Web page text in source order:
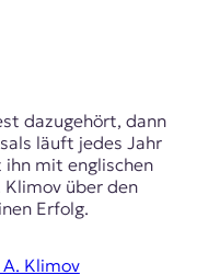
dazugehört, dann
läuft jedes Jahr
mit englischen
über den
Erfolg.
Klimov